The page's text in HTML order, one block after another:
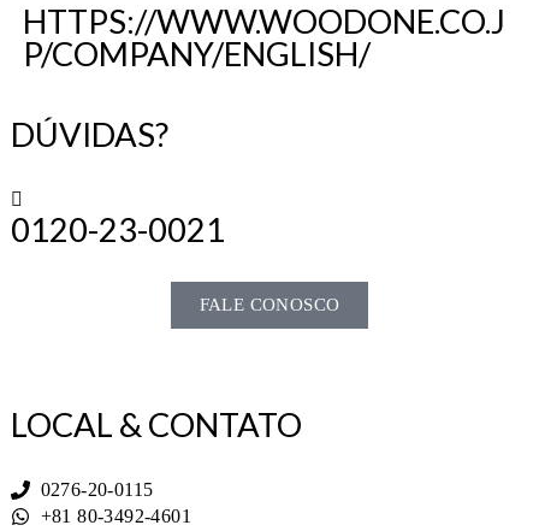
HTTPS://WWW.WOODONE.CO.J
P/COMPANY/ENGLISH/
DÚVIDAS?
0120-23-0021
FALE CONOSCO
LOCAL & CONTATO
0276-20-0115
+81 80-3492-4601